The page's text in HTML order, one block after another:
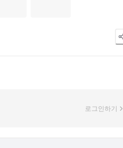
로그인하기